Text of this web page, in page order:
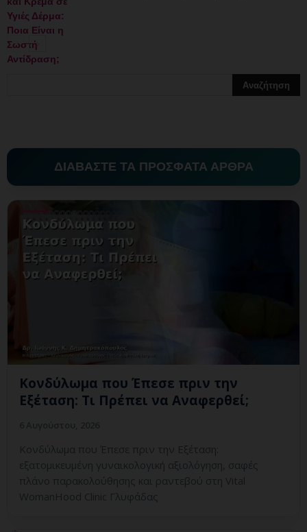
ΔΙΑΒΑΣΤΕ ΤΑ ΠΡΟΣΦΑΤΑ ΑΡΘΡΑ
Κονδύλωμα που Έπεσε πριν την
Εξέταση: Τι Πρέπει να Αναφερθεί;
Κονδύλωμα που Έπεσε πριν την Εξέταση:
εξατομικευμένη γυναικολογική αξιολόγηση, σαφές
πλάνο παρακολούθησης και ραντεβού στη Vital
WomanHood Clinic Γλυφάδας